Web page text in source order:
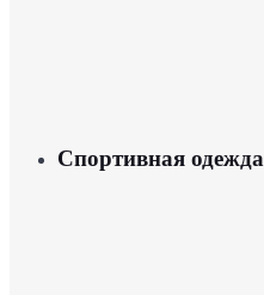
Спортивная одежда